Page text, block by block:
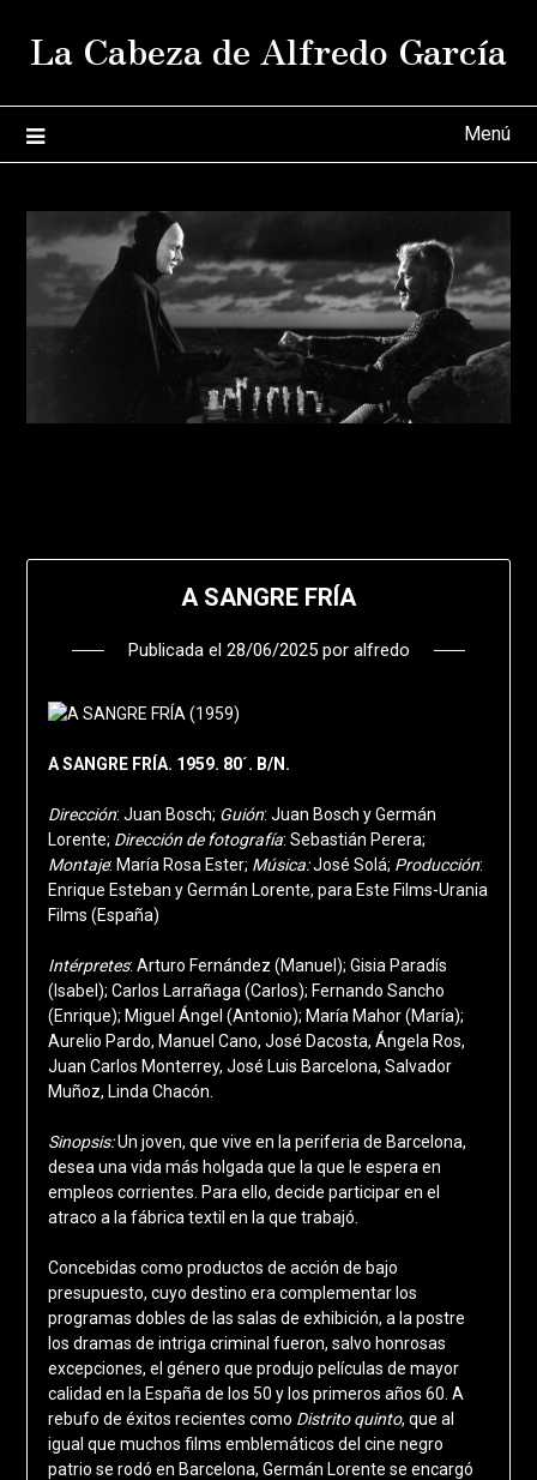
La Cabeza de Alfredo García
Menú
A SANGRE FRÍA
Publicada el 28/06/2025por alfredo
A SANGRE FRÍA. 1959. 80´. B/N.
Dirección: Juan Bosch; Guión: Juan Bosch y Germán
Lorente; Dirección de fotografía: Sebastián Perera;
Montaje: María Rosa Ester; Música:José Solá; Producción:
Enrique Esteban y Germán Lorente, para Este Films-Urania
Films (España)
Intérpretes: Arturo Fernández (Manuel); Gisia Paradís
(Isabel); Carlos Larrañaga (Carlos); Fernando Sancho
(Enrique); Miguel Ángel (Antonio); María Mahor (María);
Aurelio Pardo, Manuel Cano, José Dacosta, Ángela Ros,
Juan Carlos Monterrey, José Luis Barcelona, Salvador
Muñoz, Linda Chacón.
Sinopsis:Un joven, que vive en la periferia de Barcelona,
desea una vida más holgada que la que le espera en
empleos corrientes. Para ello, decide participar en el
atraco a la fábrica textil en la que trabajó.
Concebidas como productos de acción de bajo
presupuesto, cuyo destino era complementar los
programas dobles de las salas de exhibición, a la postre
los dramas de intriga criminal fueron, salvo honrosas
excepciones, el género que produjo películas de mayor
calidad en la España de los 50 y los primeros años 60. A
rebufo de éxitos recientes como Distrito quinto, que al
igual que muchos films emblemáticos del cine negro
patrio se rodó en Barcelona, Germán Lorente se encargó